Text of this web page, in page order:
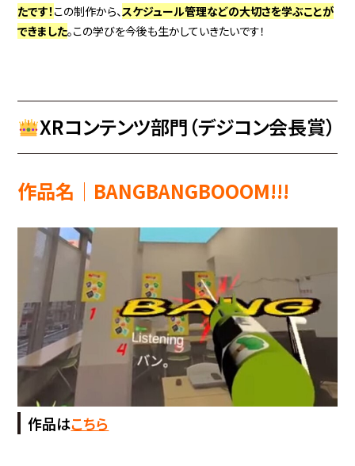
たです！この制作から、 スケジュール管理などの大切さを学ぶことが
できました。この学びを今後も生かしていきたいです！
XRコンテンツ部門（デジコン会長賞）
作品名│BANGBANGBOOOM!!!
作品はこちら